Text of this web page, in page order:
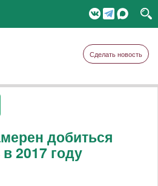
Сделать новость
добиться
2017 году